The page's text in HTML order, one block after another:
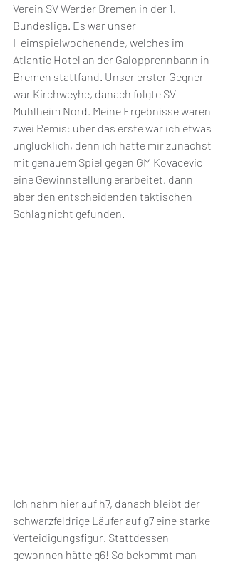
Verein SV Werder Bremen in der 1.
Bundesliga. Es war unser
Heimspielwochenende, welches im
Atlantic Hotel an der Galopprennbann in
Bremen stattfand. Unser erster Gegner
war Kirchweyhe, danach folgte SV
Mühlheim Nord. Meine Ergebnisse waren
zwei Remis: über das erste war ich etwas
unglücklich, denn ich hatte mir zunächst
mit genauem Spiel gegen GM Kovacevic
eine Gewinnstellung erarbeitet, dann
aber den entscheidenden taktischen
Schlag nicht gefunden.
Ich nahm hier auf h7, danach bleibt der
schwarzfeldrige Läufer auf g7 eine starke
Verteidigungsfigur. Stattdessen
gewonnen hätte g6! So bekommt man